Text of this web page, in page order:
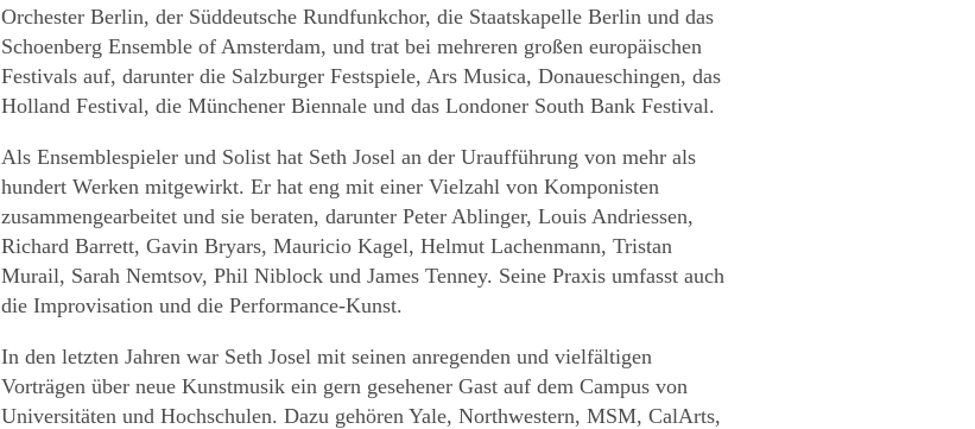
Orchester Berlin, der Süddeutsche Rundfunkchor, die Staatskapelle Berlin und das
Schoenberg Ensemble of Amsterdam, und trat bei mehreren großen europäischen
Festivals auf, darunter die Salzburger Festspiele, Ars Musica, Donaueschingen, das
Holland Festival, die Münchener Biennale und das Londoner South Bank Festival.
Als Ensemblespieler und Solist hat Seth Josel an der Uraufführung von mehr als
hundert Werken mitgewirkt. Er hat eng mit einer Vielzahl von Komponisten
zusammengearbeitet und sie beraten, darunter Peter Ablinger, Louis Andriessen,
Richard Barrett, Gavin Bryars, Mauricio Kagel, Helmut Lachenmann, Tristan
Murail, Sarah Nemtsov, Phil Niblock und James Tenney. Seine Praxis umfasst auch
die Improvisation und die Performance-Kunst.
In den letzten Jahren war Seth Josel mit seinen anregenden und vielfältigen
Vorträgen über neue Kunstmusik ein gern gesehener Gast auf dem Campus von
Universitäten und Hochschulen. Dazu gehören Yale, Northwestern, MSM, CalArts,